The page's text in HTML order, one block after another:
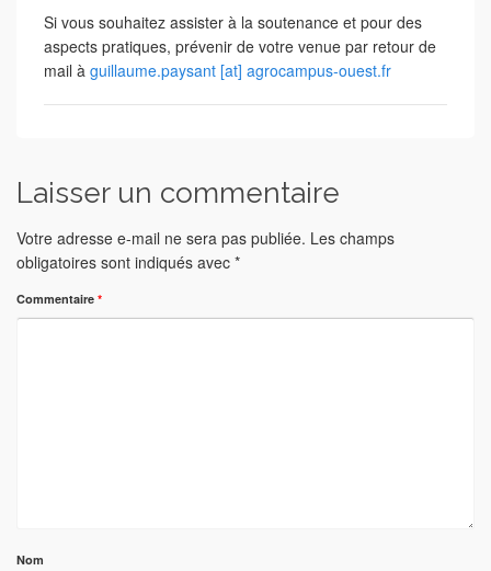
Si vous souhaitez assister à la soutenance et pour des
aspects pratiques, prévenir de votre venue par retour de
mail à guillaume.paysant [at] agrocampus‐ouest.fr
Laisser un commentaire
Votre adresse e-mail ne sera pas publiée. Les champs
obligatoires sont indiqués avec *
Commentaire *
Nom